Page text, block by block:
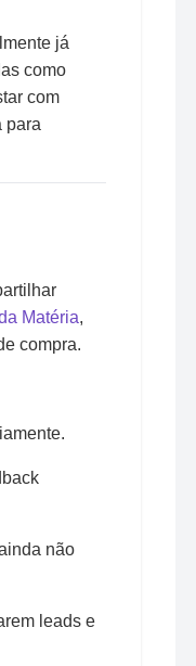
já
como
com
para
Matéria,
compra.
não
leads e